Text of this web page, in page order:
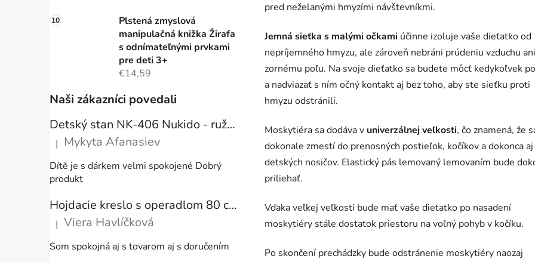
Plstená zmyslová
manipulačná knižka Žirafa
s odnímateľnými prvkami
pre deti 3+
€14,59
Naši zákazníci povedali
Detský stan NK-406 Nukido - ružový
Hodnotenie produktu je 5 z 5 hviezdičiek.
| Mykyta Afanasiev
Dítě je s dárkem velmi spokojené Dobrý
produkt
Hojdacie kreslo s operadlom 80 cm + vankúše
Hodnotenie produktu je 5 z 5 hviezdičiek.
| Viera Havlíčková
Som spokojná aj s tovarom aj s doručením
pred neželanými hmyzími návštevníkmi.
Jemná sieťka s malými očkami účinne izoluje vaše dieťatko od
nepríjemného hmyzu, ale zároveň nebráni prúdeniu vzduchu ani
zornému poľu. Na svoje dieťatko sa budete môcť kedykoľvek
a nadviazať s ním očný kontakt aj bez toho, aby ste sieťku proti
hmyzu odstránili.
Moskytiéra sa dodáva v univerzálnej veľkosti, čo znamená, že
dokonale zmestí do prenosných postieľok, kočíkov a dokonca
detských nosičov. Elastický pás lemovaný lemovaním bude
priliehať.
Vďaka veľkej veľkosti bude mať vaše dieťatko po nasadení
moskytiéry stále dostatok priestoru na voľný pohyb v kočíku.
Po skončení prechádzky bude odstránenie moskytiéry naozaj